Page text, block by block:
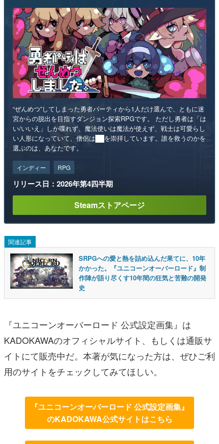
“ぜんめつ”してしまった勇者パーティから1人だけ選んで、ともに迷
宮からの脱出を目指すダンジョン探索RPGです。 ただし勇者は「は
い/いいえ」しか喋れず、魔法使いは魔法が使えず、戦士は可愛らし
い人形になっていて、僧侶は██を崇拝しています。誰を救うのかを
選ぶのは、あなたです。
インディー RPG
リリース日：2026年第4四半期
Steamストアページ
関連記事
SRPGへの愛と熱を詰め込んだ果てに、10年
かかった。『ユニコーンオーバーロード』制
作陣が語り尽くす10年間の狂気と苦難の開発
史
『ユニコーンオーバーロード 公式設定画集』は
KADOKAWAのオフィシャルサイト、もしくは通販サ
イトにて販売中だ。本著が気になった方は、ぜひご利
用のサイトをチェックしてみてほしい。
『ユニコーンオーバーロード 公式設定画集』
のKADOKAWA公式サイトはこちら